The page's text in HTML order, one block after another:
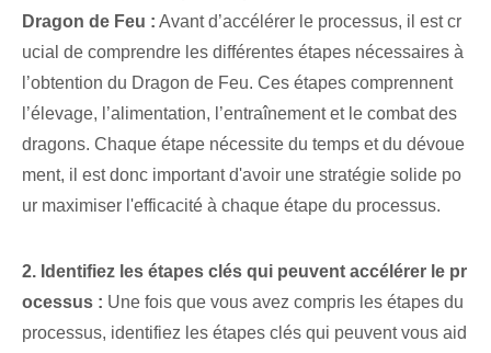
Dragon de Feu : Avant d’accélérer le processus, il est cr
ucial de comprendre les différentes étapes nécessaires à
l’obtention du Dragon de Feu. Ces étapes comprennent
l’élevage, l’alimentation, l’entraînement et le combat des
dragons. Chaque étape nécessite du temps et du dévoue
ment, il est donc important d'avoir une stratégie solide po
ur maximiser l'efficacité à chaque étape du processus.
2. Identifiez les étapes clés qui peuvent accélérer le pr
ocessus : Une fois que vous avez compris les étapes du
processus, identifiez les étapes clés qui peuvent vous aid